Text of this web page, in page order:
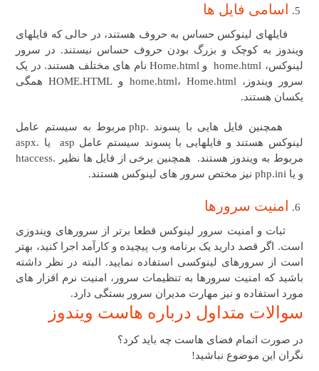
اسامی فایل ها
فایلهای لینوکس حساس به حروف هستند، در حالی که فایلهای
ویندوز به کوچک و بزرگ بودن حروف حساس نیستند. در سرور
لینوکس، home.html و Home.html نام های مختلف هستند. در یک
سرور ویندوز، home.html، Home.html و HOME.HTML همگی
یکسان هستند.
همچنین فایل هایی با پسوند .php مربوط به سیستم عامل
لینوکس هستند و فایلهایی با پسوند سیستم عامل asp یا .aspx
مربوط به ویندوز هستند. همچنین برخی از فایل ها نظیر .htaccess
و یا php.ini نیز مختص سرور های لینوکس هستند.
امنیت سرورها
ثبات و امنیت سرور لینوکس قطعا برتر از سرورهای ویندوزی
است. اگر قصد دارید یک برنامه وب پیچیده و کارآمد اجرا کنید، بهتر
است از سرورهای لینوکسی استفاده نمایید. البته در نظر داشته
باشید که امنیت سرورها به تنظیمات سرور، امنیت نرم افزار های
مورد استفاده و نیز مهارت مدیران سرور بستگی دارد.
سوالات متداول درباره هاست ویندوز
در صورت اتمام فضای هاست چه باید کرد؟
نگران این موضوع نباشید!